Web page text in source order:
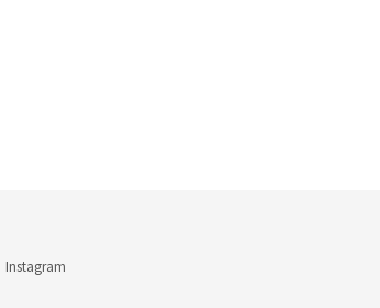
Instagram